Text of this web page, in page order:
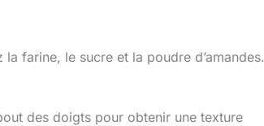
farine, le sucre et la poudre d’amandes.
des doigts pour obtenir une texture